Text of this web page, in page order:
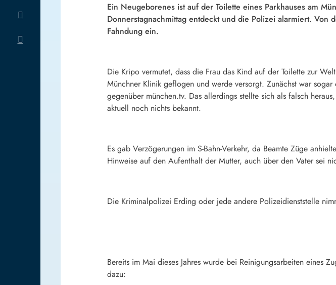
Ein Neugeborenes ist auf der Toilette eines Parkhauses am
Donnerstagnachmittag entdeckt und die Polizei alarmiert.
Fahndung ein.
Die Kripo vermutet, dass die Frau das Kind auf der Toilette zur
Münchner Klinik geflogen und werde versorgt. Zunächst war
gegenüber münchen.tv. Das allerdings stellte sich als falsch
aktuell noch nichts bekannt.
Es gab Verzögerungen im S-Bahn-Verkehr, da Beamte Züge
Hinweise auf den Aufenthalt der Mutter, auch über den Vater sei
Die Kriminalpolizei Erding oder jede andere Polizeidienststelle
Bereits im Mai dieses Jahres wurde bei Reinigungsarbeiten eines
dazu: